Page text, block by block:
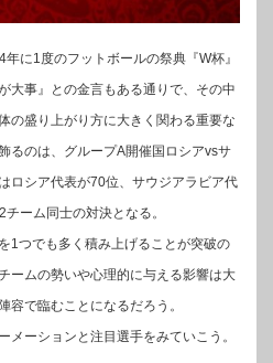
に1度のフットボールの祭典『W杯』
大事』との金言もある通りで、その中
の盛り上がり方に大きく関わる重要な
るのは、グループA開催国ロシアvsサ
ロシア代表が70位、サウジアラビア代
ーム同士の対決となる。
1つでも多く積み上げることが突破の
ームの勢いや心理的に与える影響は大
容で臨むことになるだろう。
ーションと注目選手をみていこう。